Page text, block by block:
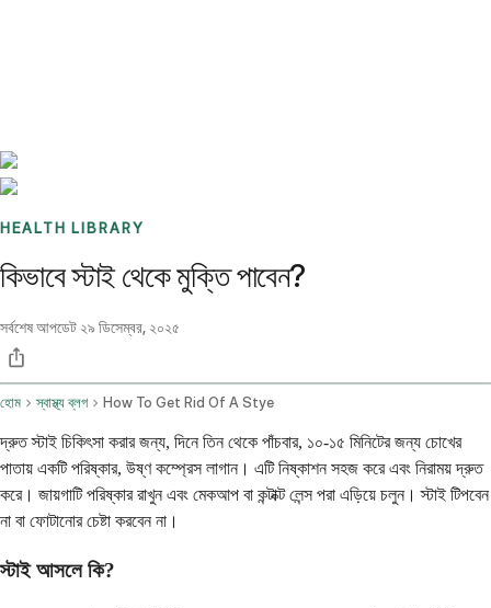
HEALTH LIBRARY
কিভাবে স্টাই থেকে মুক্তি পাবেন?
সর্বশেষ আপডেট২৯ ডিসেম্বর, ২০২৫
হোম স্বাস্থ্য ব্লগ How To Get Rid Of A Stye
দ্রুত স্টাই চিকিৎসা করার জন্য, দিনে তিন থেকে পাঁচবার, ১০-১৫ মিনিটের জন্য চোখের
পাতায় একটি পরিষ্কার, উষ্ণ কম্প্রেস লাগান। এটি নিষ্কাশন সহজ করে এবং নিরাময় দ্রুত
করে। জায়গাটি পরিষ্কার রাখুন এবং মেকআপ বা কন্টাক্ট লেন্স পরা এড়িয়ে চলুন। স্টাই টিপবেন
না বা ফোটানোর চেষ্টা করবেন না।
স্টাই আসলে কি?